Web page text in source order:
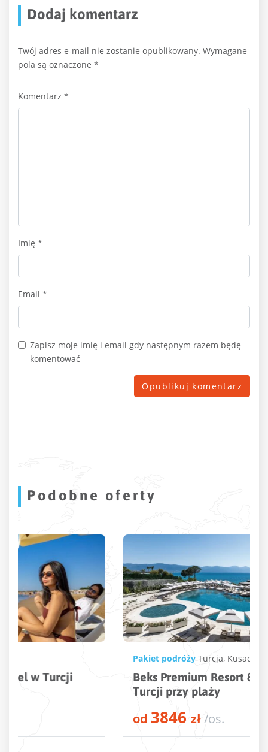
Dodaj komentarz
Twój adres e-mail nie zostanie opublikowany. Wymagane
pola są oznaczone *
Komentarz *
Imię *
Email *
Zapisz moje imię i email gdy następnym razem będę
komentować
Podobne oferty
Kusadasi
Beks Premium Resort & Spa – 5* hotel w